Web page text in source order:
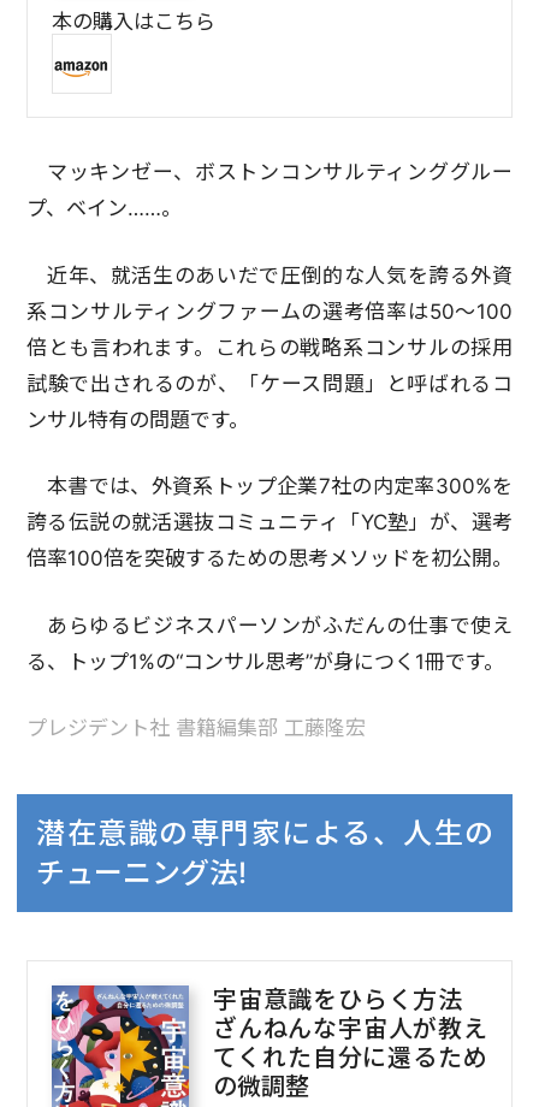
本の購入はこちら
マッキンゼー、ボストンコンサルティンググルー
プ、ベイン……。
近年、就活生のあいだで圧倒的な人気を誇る外資
系コンサルティングファームの選考倍率は50〜100
倍とも言われます。これらの戦略系コンサルの採用
試験で出されるのが、「ケース問題」と呼ばれるコ
ンサル特有の問題です。
本書では、外資系トップ企業7社の内定率300%を
誇る伝説の就活選抜コミュニティ「YC塾」が、選考
倍率100倍を突破するための思考メソッドを初公開。
あらゆるビジネスパーソンがふだんの仕事で使え
る、トップ1%の“コンサル思考”が身につく1冊です。
プレジデント社 書籍編集部 工藤隆宏
潜在意識の専門家による、人生の
チューニング法!
宇宙意識をひらく方法
ざんねんな宇宙人が教え
てくれた自分に還るため
の微調整